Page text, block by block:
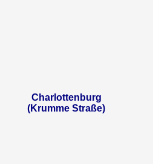
Charlottenburg
(Krumme Straße)